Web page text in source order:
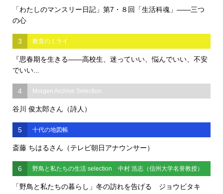
「わたしのマンスリー日記」第7・８回「生活科魂」――三つ
の心
3 教育のミライ
『思春期を生きる――高校生、迷っていい、悩んでいい、不安
でいい...
4 Morgen Archive Selection
谷川 俊太郎さん（詩人）
5 十代の地図帳
斎藤 ちはるさん（テレビ朝日アナウンサー）
6 野鳥と私たちの生活 selection 中村 浩志（信州大学名誉教授）
「野鳥と私たちの暮らし」冬の訪れを告げる ジョウビタキ